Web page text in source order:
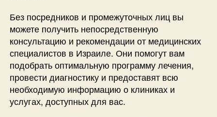
Без посредников и промежуточных лиц вы
можете получить непосредственную
консультацию и рекомендации от медицинских
специалистов в Израиле. Они помогут вам
подобрать оптимальную программу лечения,
провести диагностику и предоставят всю
необходимую информацию о клиниках и
услугах, доступных для вас.